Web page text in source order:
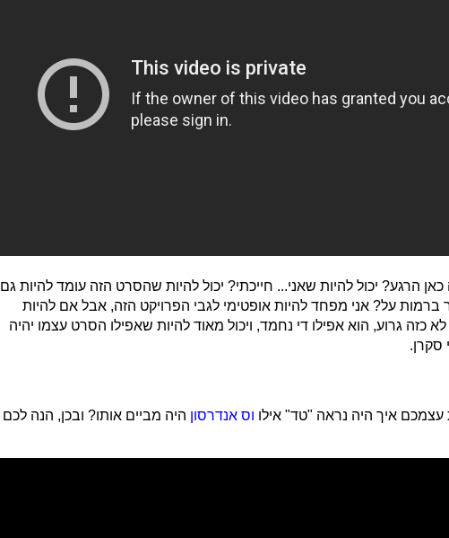
הרגע? יכול להיות שאני... חייכתי? יכול להיות שהסרט הזה עומד להיות גם
ברמות על? אני מפחד להיות אופטימי לגבי הפרויקט הזה, אבל אם להיות
כזה גרוע, הוא אפילו די נחמד, ויכול מאוד להיות שאפילו הסרט עצמו יהיה
סקרן.
איך היה נראה "טד" אילו וס אנדרסון היה מביים אותו? ובכן, הנה לכם